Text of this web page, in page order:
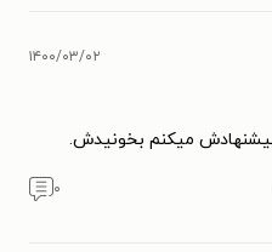
۱۴۰۰/۰۳/۰۲
پیشنهادش میکنم بخونیدش.
۰